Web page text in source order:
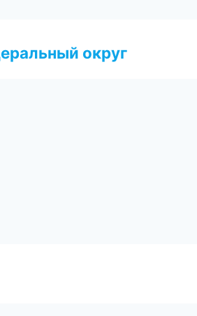
округ